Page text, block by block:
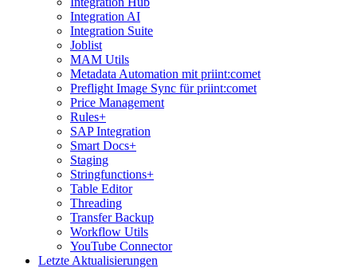
Integration AI
Integration Suite
Joblist
MAM Utils
Metadata Automation mit priint:comet
Preflight Image Sync für priint:comet
Price Management
Rules+
SAP Integration
Smart Docs+
Staging
Stringfunctions+
Table Editor
Threading
Transfer Backup
Workflow Utils
YouTube Connector
Letzte Aktualisierungen